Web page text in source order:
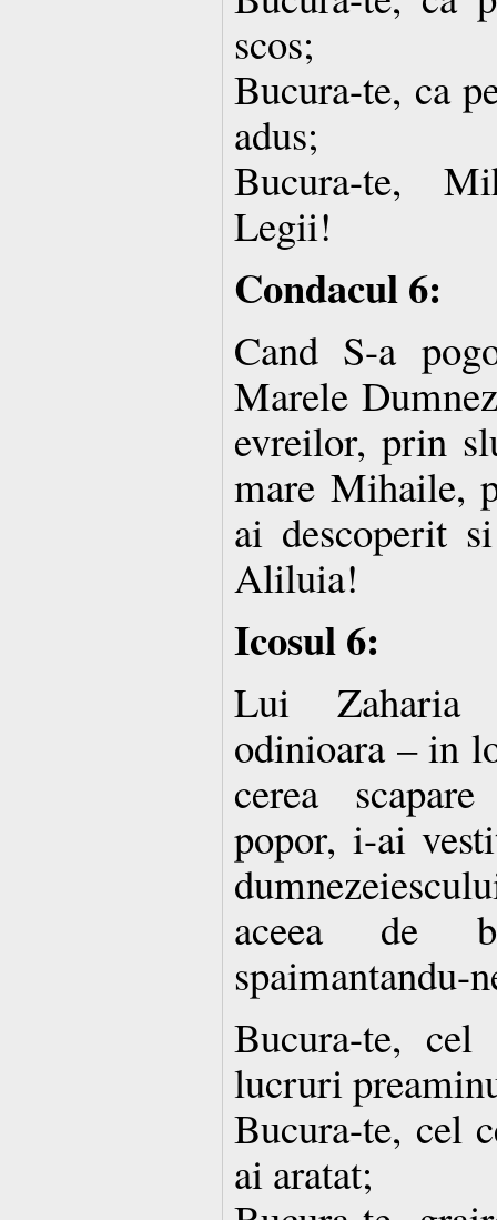
scos;
Bucura-te, ca
adus;
Bucura-te,
Legii!
Condacul 6:
Cand S-a
Marele
evreilor, prin
mare Mihaile,
ai descoperit
Aliluia!
Icosul 6:
Lui Zaharia
odinioara – in
cerea
popor, i-ai
aceea de
spaimantandu-
Bucura-te,
lucruri
Bucura-te, cel
ai aratat;